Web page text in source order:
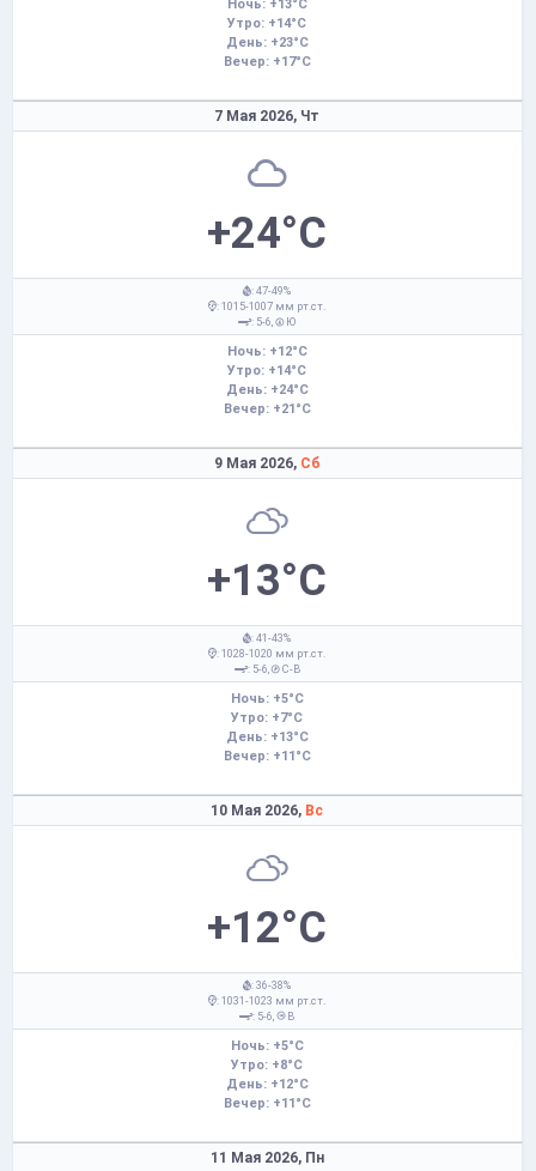
Ночь: +13°C
Утро: +14°C
День: +23°C
Вечер: +17°C
7 Мая 2026, Чт
+24°C
: 47-49%
: 1015-1007 мм рт.ст.
: 5-6,
Ю
Ночь: +12°C
Утро: +14°C
День: +24°C
Вечер: +21°C
9 Мая 2026, Сб
+13°C
: 41-43%
: 1028-1020 мм рт.ст.
: 5-6,
С-В
Ночь: +5°C
Утро: +7°C
День: +13°C
Вечер: +11°C
10 Мая 2026, Вс
+12°C
: 36-38%
: 1031-1023 мм рт.ст.
: 5-6,
В
Ночь: +5°C
Утро: +8°C
День: +12°C
Вечер: +11°C
11 Мая 2026, Пн